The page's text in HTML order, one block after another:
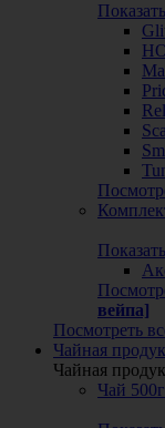
вейпа]
Посмотреть
Чайная
Чайная
Чай